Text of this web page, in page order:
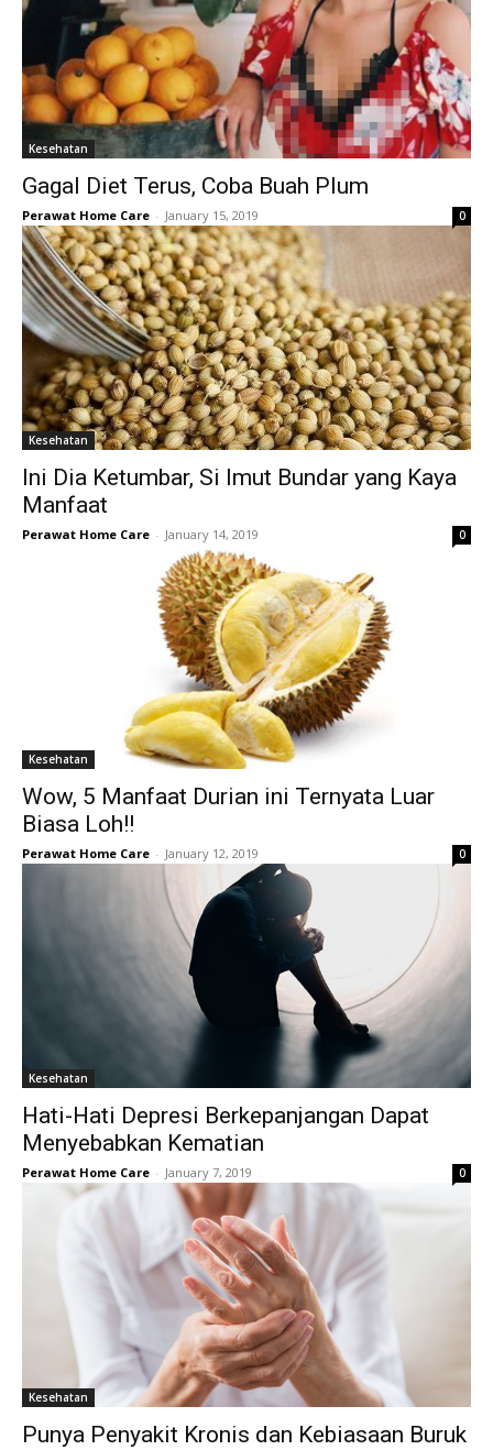
Kesehatan
Gagal Diet Terus, Coba Buah Plum
Perawat Home Care - January 15, 2019 0
Kesehatan
Ini Dia Ketumbar, Si Imut Bundar yang Kaya
Manfaat
Perawat Home Care - January 14, 2019 0
Kesehatan
Wow, 5 Manfaat Durian ini Ternyata Luar
Biasa Loh!!
Perawat Home Care - January 12, 2019 0
Kesehatan
Hati-Hati Depresi Berkepanjangan Dapat
Menyebabkan Kematian
Perawat Home Care - January 7, 2019 0
Kesehatan
Punya Penyakit Kronis dan Kebiasaan Buruk